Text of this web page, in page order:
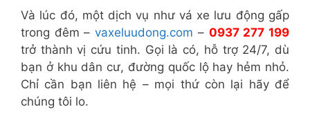
Và lúc đó, một dịch vụ như vá xe lưu động gấp
trong đêm –vaxeluudong.com – 0937 277 199
trở thành vị cứu tinh. Gọi là có, hỗ trợ 24/7, dù
bạn ở khu dân cư, đường quốc lộ hay hẻm nhỏ.
Chỉ cần bạn liên hệ – mọi thứ còn lại hãy để
chúng tôi lo.